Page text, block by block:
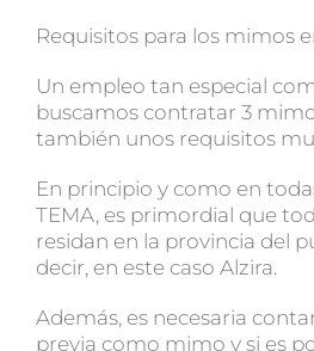
Requisitos para los mimos
Un empleo tan especial
buscamos contratar 3
también unos requisitos
En principio y como en
TEMA, es primordial que
residan en la provincia del
decir, en este caso Alzira.
Además, es necesaria
previa como mimo y si es